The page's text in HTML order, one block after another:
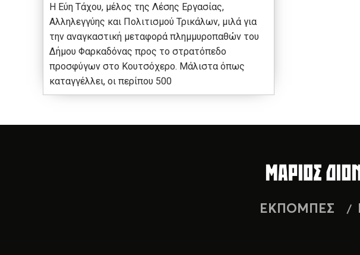
Η Εύη Τάχου, μέλος της Λέσης Εργασίας,
Αλληλεγγύης και Πολιτισμού Τρικάλων, μιλά για
την αναγκαστική μεταφορά πλημμυροπαθών του
Δήμου Φαρκαδόνας προς το στρατόπεδο
προσφύγων στο Κουτσόχερο. Μάλιστα όπως
καταγγέλλει, οι περίπου 500
ΕΚΠΟΜΠΕΣ